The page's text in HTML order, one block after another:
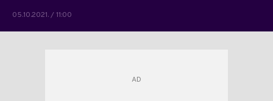
05.10.2021. / 11:00